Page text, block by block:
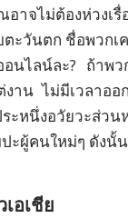
าจไม่ต้องห่วงเ
ะวันตก ชื่อพวกเ
อนไลน์ละ? ถ้า
าน ไม่มีเวลาอ
ะหนึ่งอวัยวะส่ว
ะผู้คนใหม่ๆ ดัง
อเชีย